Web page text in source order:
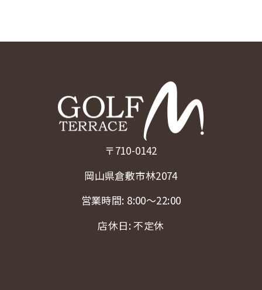
〒710-0142
岡山県倉敷市林2074
営業時間: 8:00〜22:00
店休日: 不定休